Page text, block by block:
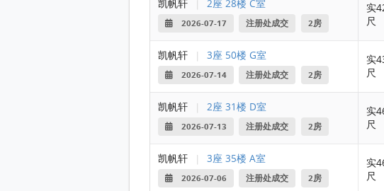
凯帆轩 | 2座 28楼 C室
2026-07-17 注册处成交 2房
实
尺
凯帆轩 | 3座 50楼 G室
2026-07-14 注册处成交 2房
实
尺
凯帆轩 | 2座 31楼 D室
2026-07-13 注册处成交 2房
实
尺
凯帆轩 | 3座 35楼 A室
2026-07-06 注册处成交 2房
实
尺